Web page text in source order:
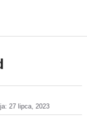
27 lipca, 2023